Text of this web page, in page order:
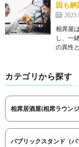
因も解
相席屋
し、一
の異性
カテゴリから探す
相席居酒屋(相席ラウン
パブリックスタンド（パ